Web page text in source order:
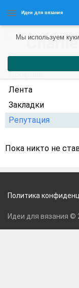
Идеи для вязания
Профиль
Лента
Закладки
Репутация
Пока никто не
Мы используем
Политика
Идеи для вязания ©